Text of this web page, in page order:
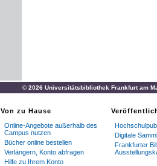
© 2026 Universitätsbibliothek Frankfurt am
Von zu Hause
Online-Angebote außerhalb des
Campus nutzen
Bücher online bestellen
Verlängern, Konto abfragen
Hilfe zu Ihrem Konto
Digitale
Frankfurter